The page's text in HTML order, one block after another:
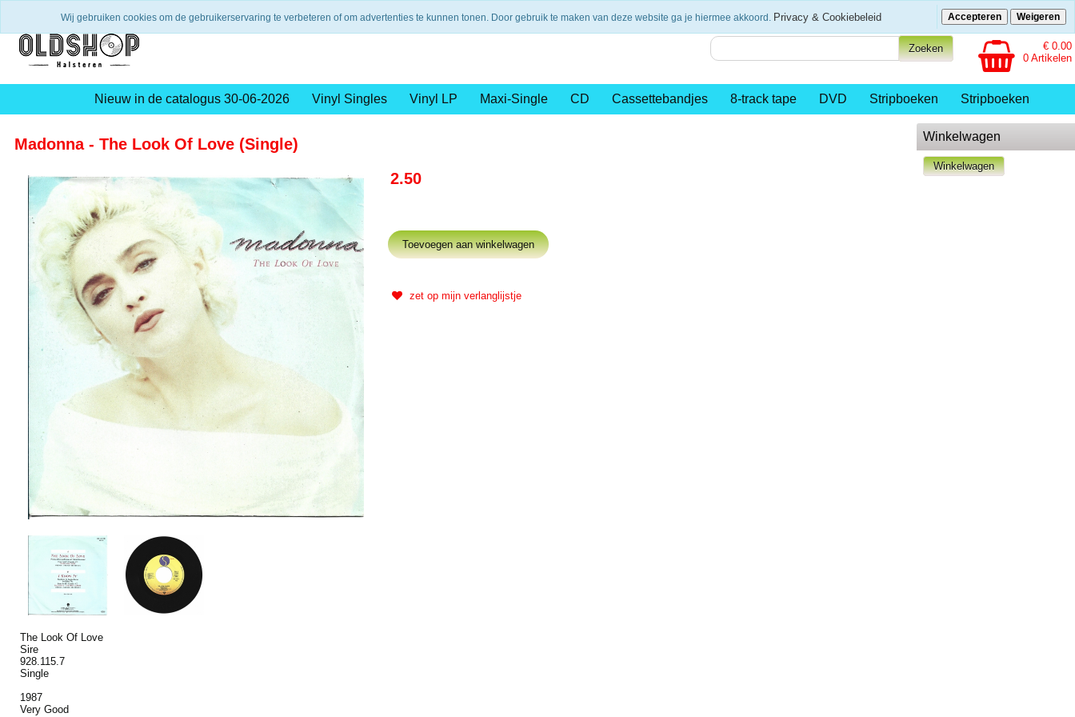
Verzending binnen 2 a 3 werkdagen Gratis verzending vanaf €75,- (NL) 14 dagen retourtermijn Veilig en eenvoudig betalen
€ 0.00
0 Artikelen
Nieuw in de catalogus 30-06-2026 Vinyl Singles Vinyl LP Maxi-Single CD Cassettebandjes 8-track tape DVD Stripboeken Stripboeken
Madonna - The Look Of Love (Single)
2.50
zet op mijn verlanglijstje
The Look Of Love
Sire
928.115.7
Single
1987
Very Good
Winkelwagen
Wij gebruiken cookies om de gebruikerservaring te verbeteren of om advertenties te kunnen tonen. Door gebruik te maken van deze website ga je hiermee akkoord. Privacy & Cookiebeleid Accepteren Weigeren